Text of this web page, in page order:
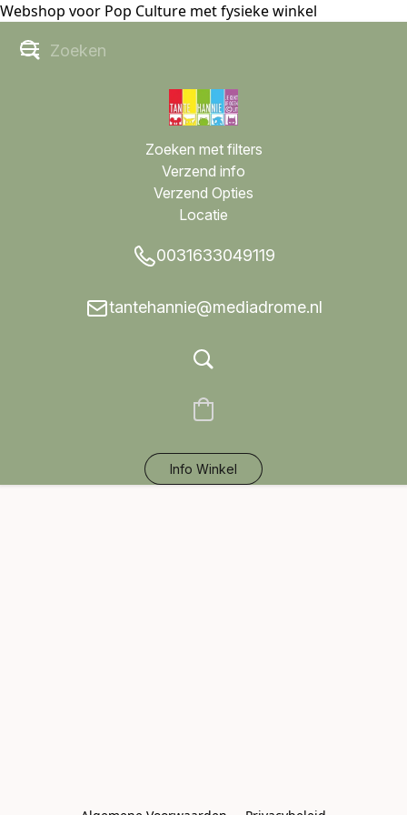
Webshop voor Pop Culture met fysieke winkel
Zoeken met filters
Verzend info
Verzend Opties
Locatie
0031633049119
tantehannie@mediadrome.nl
Info Winkel